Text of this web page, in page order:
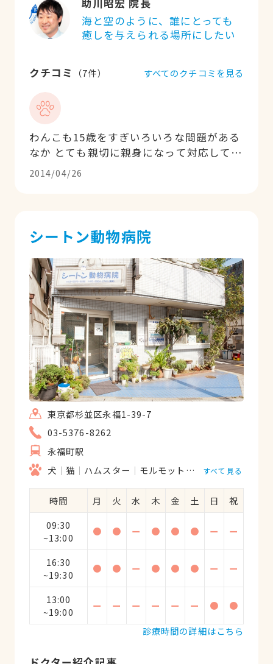
助川昭宏 院長
海と空のように、誰にとっても
癒しを与えられる場所にしたい
クチコミ （7件）
わんこも15歳をすぎいろいろな問題がある
なか とても親切に親身になって対応して頂
いています。夜間の電話にも丁寧に対応し
て頂いてとても心強いです。少しずつ認知
くれています。
2014/04/26
すべてのクチコミを見る
シートン動物病院
東京都杉並区永福1-39-7
03-5376-8262
永福町駅
犬
猫 ハムスター モルモット フェレット
すべて見る
時間 月 火 水 木 金 土 日
祝
09:30
~13:00
● ● ー ● ● ● ー ー
16:30
~19:30
● ● ー ● ● ● ー ー
13:00
~19:00
ー ー ー ー ー ー ●
●
診療時間の詳細はこちら